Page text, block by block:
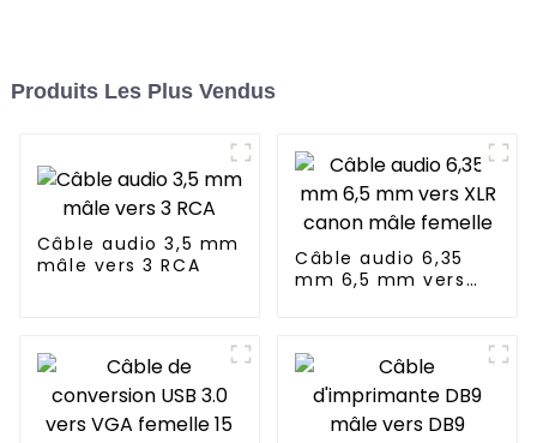
Produits Les Plus Vendus
Câble audio 3,5 mm
mâle vers 3 RCA
Câble audio 6,35
mm 6,5 mm vers